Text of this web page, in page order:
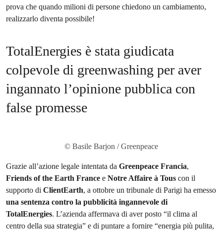
prova che quando milioni di persone chiedono un cambiamento,
realizzarlo diventa possibile!
TotalEnergies è stata giudicata
colpevole di greenwashing per aver
ingannato l’opinione pubblica con
false promesse
© Basile Barjon / Greenpeace
Grazie all’azione legale intentata da Greenpeace Francia,
Friends of the Earth France e Notre Affaire à Tous con il
supporto di ClientEarth, a ottobre un tribunale di Parigi ha emesso
una sentenza contro la pubblicità ingannevole di
TotalEnergies. L’azienda affermava di aver posto “il clima al
centro della sua strategia” e di puntare a fornire “energia più pulita,